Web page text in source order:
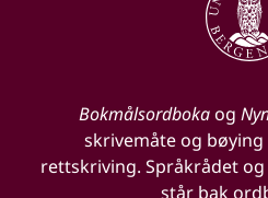
Bokmålsordbokaog
skrivemåte og
rettskriving. Språkrådet
står bak